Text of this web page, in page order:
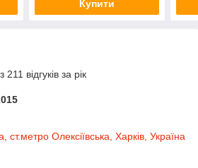
Купити
відгуків за рік
ст.метро Олексіївська, Харків, Україна